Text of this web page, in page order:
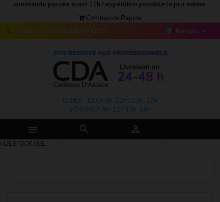
commande passée avant 11h =expédition possible le jour même.
Commande Rapide
Téléphone: + 33 (0) 3 89 30 12 90 Français 
LUNDI - JEUDI 8h-12h / 13h-17h
VENDREDI 8h-12 / 13h-16h
  
DESTOCKAGE